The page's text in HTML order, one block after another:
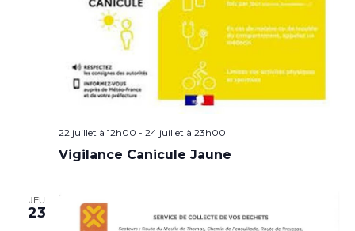
22 juillet à 12h00 - 24 juillet à 23h00
Vigilance Canicule Jaune
JEU
23